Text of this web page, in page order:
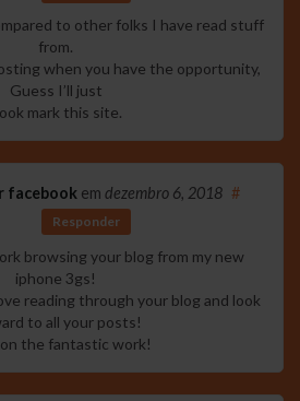
to other folks I have read stuff
from.
when you have the opportunity,
Guess I’ll just
mark this site.
facebook em dezembro 6, 2018 #
Responder
browsing your blog from my new
iphone 3gs!
reading through your blog and look
to all your posts!
the fantastic work!